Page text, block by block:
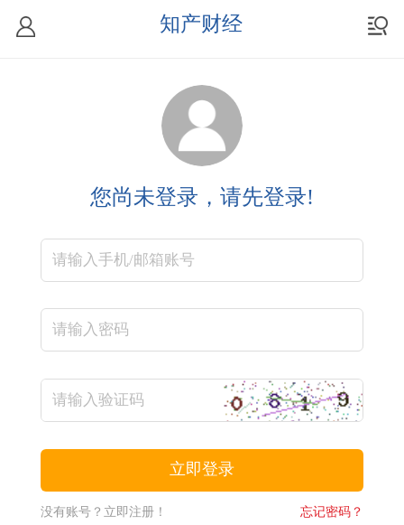
知产财经
您尚未登录，请先登录!
忘记密码？
没有账号？立即注册！